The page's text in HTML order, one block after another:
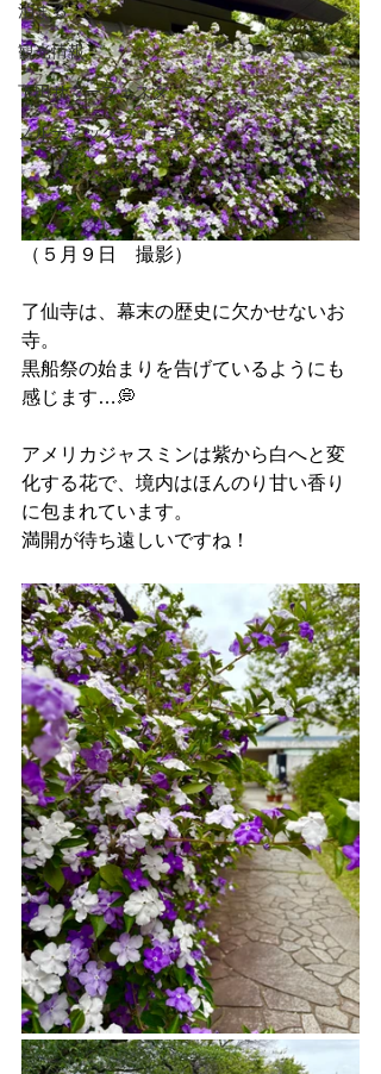
泊まる
観光情報
下田サマーフェスタ
ノルディックウォーキング
（５月９日　撮影）
了仙寺は、幕末の歴史に欠かせないお
寺。
黒船祭の始まりを告げているようにも
感じます…💭
アメリカジャスミンは紫から白へと変
化する花で、境内はほんのり甘い香り
に包まれています。
満開が待ち遠しいですね！